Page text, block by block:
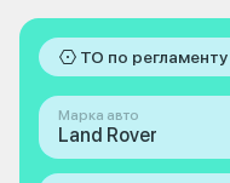
ТО по регламенту
Марка авто
Land Rover